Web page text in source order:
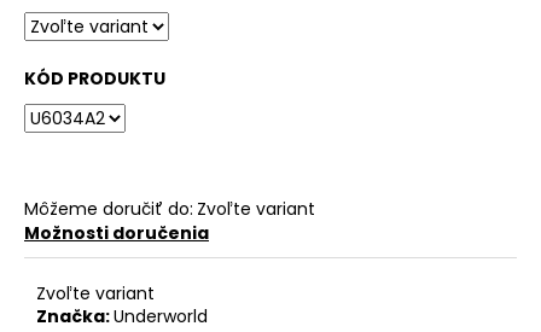
KÓD PRODUKTU
Môžeme doručiť do: Zvoľte variant
Možnosti doručenia
Zvoľte variant
Značka:Underworld